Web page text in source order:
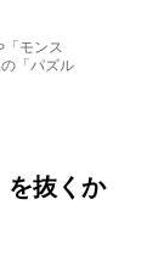
「モンス
「パズル
を抜くか